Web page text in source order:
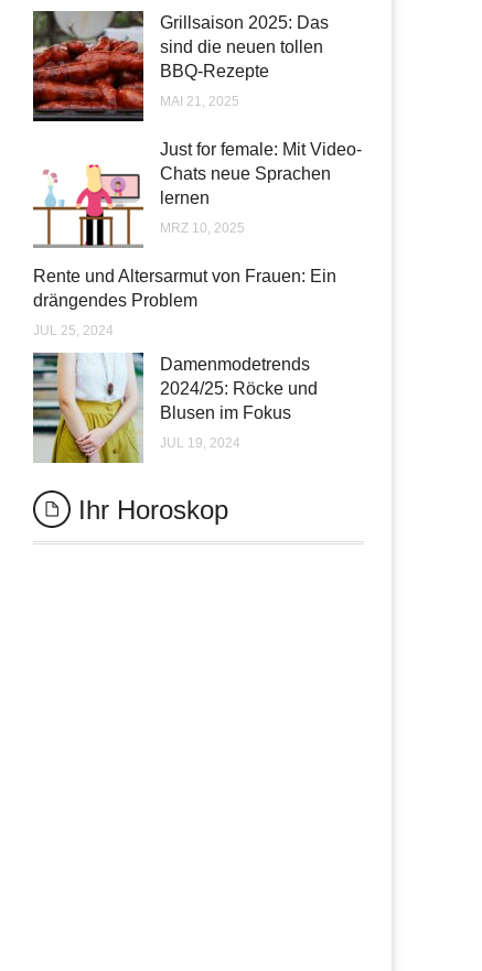
Grillsaison 2025: Das
sind die neuen tollen
BBQ-Rezepte
MAI 21, 2025
Just for female: Mit Video-
Chats neue Sprachen
lernen
MRZ 10, 2025
Rente und Altersarmut von Frauen: Ein
drängendes Problem
JUL 25, 2024
Damenmodetrends
2024/25: Röcke und
Blusen im Fokus
JUL 19, 2024
Ihr Horoskop